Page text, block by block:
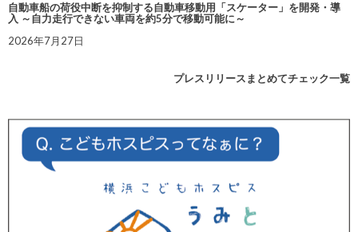
自動車船の荷役中断を抑制する自動車移動用「スケーター」を開発・導
入 ～自力走行できない車両を約5分で移動可能に～
2026年7月27日
プレスリリースまとめてチェック一覧